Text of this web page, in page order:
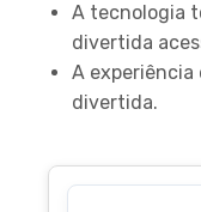
A tecnologia
divertida
A
divertida.